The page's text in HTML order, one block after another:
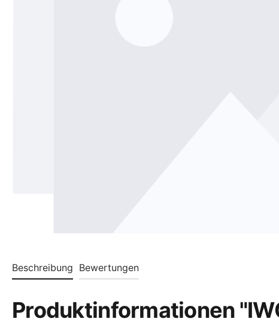
Beschreibung Bewertungen
Produktinformationen